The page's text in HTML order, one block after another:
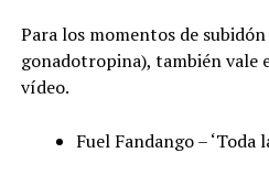
Para los momentos de
gonadotropina), también vale
vídeo.
Fuel Fandango – ‘Toda